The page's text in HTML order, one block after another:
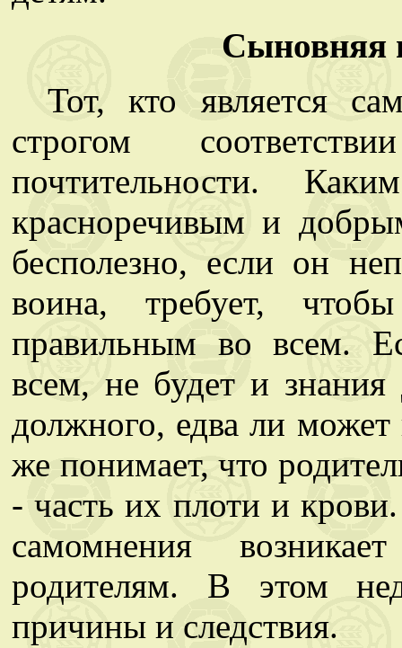
Сыновняя
Тот, кто является
строгом
почтительности.
красноречивым и
бесполезно, если он
воина, требует,
правильным во всем.
всем, не будет и
должного, едва ли
же понимает, что
- часть их плоти и
самомнения
родителям. В этом
причины и следствия.